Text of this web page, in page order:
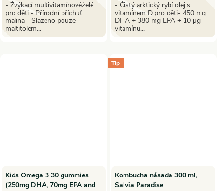
- Žvýkací multivitamínovéželé
pro děti - Přírodní příchuť
malina - Slazeno pouze
maltitolem...
- Čistý arktický rybí olej s
vitamínem D pro děti- 450 mg
DHA + 380 mg EPA + 10 µg
vitamínu...
Kids Omega 3 30 gummies
(250mg DHA, 70mg EPA and
Tip
Kombucha násada 300 ml,
Salvia Paradise